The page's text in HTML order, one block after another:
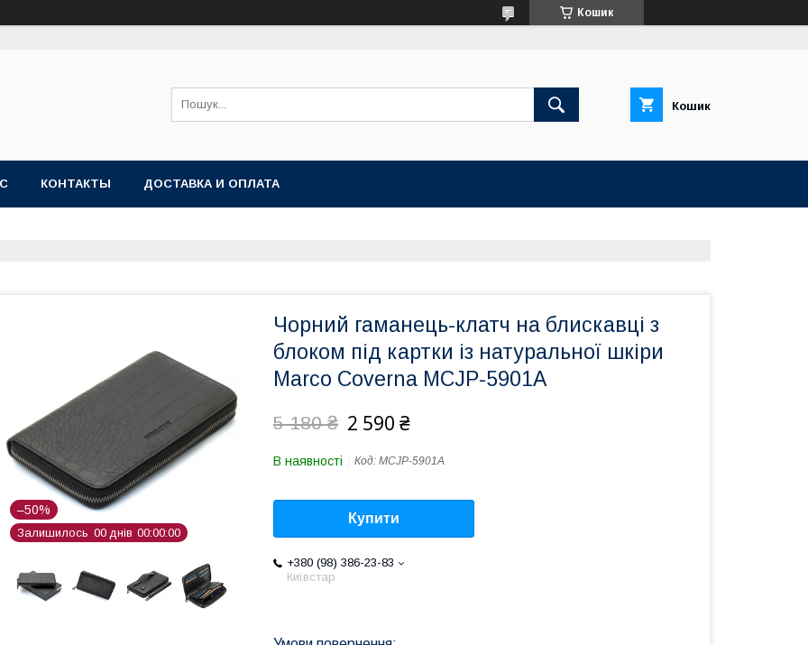
Кошик
Кошик
КОНТАКТЫ ДОСТАВКА И ОПЛАТА
–50%
Залишилось 00 днів 00 00 00
Чорний гаманець-клатч на блискавці з
блоком під картки із натуральної шкіри
Marco Coverna MCJP-5901A
5 180 ₴ 2 590 ₴
В наявності Код: MCJP-5901A
Купити
+380 (98) 386-23-83
Київстар